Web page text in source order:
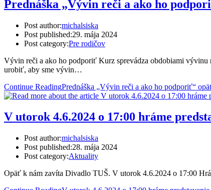
Prednáška „Vývin reči a ako ho
Post author:michalsiska
Post published:29. mája 2024
Post category:Pre rodičov
Vývin reči a ako ho podporiť Kurz sprevádza obdobiami vývinu
urobiť, aby sme vývin…
Continue ReadingPrednáška „Vývin reči a ako ho podporiť“
V utorok 4.6.2024 o 17:00 hráme
Post author:michalsiska
Post published:28. mája 2024
Post category:Aktuality
Opäť k nám zavíta Divadlo TUŠ. V utorok 4.6.2024 o 17:00